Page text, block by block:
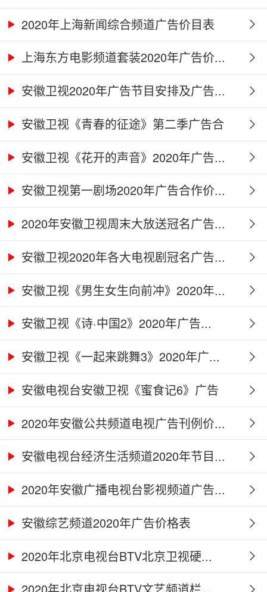
2020年上海新闻综合频道广告价目表
上海东方电影频道套装2020年广告价...
安徽卫视2020年广告节目安排及广告...
安徽卫视《青春的征途》第二季广告合
作...安徽卫视《花开的声音》2020年广告...
安徽卫视第一剧场2020年广告合作价...
2020年安徽卫视周末大放送冠名广告...
安徽卫视2020年各大电视剧冠名广告...
安徽卫视《男生女生向前冲》2020年...
安徽卫视《诗·中国2》2020年广告...
安徽卫视《一起来跳舞3》2020年广...
安徽电视台安徽卫视《蜜食记6》广告
合...2020年安徽公共频道电视广告刊例价...
安徽电视台经济生活频道2020年节目...
2020年安徽广播电视台影视频道广告...
安徽综艺频道2020年广告价格表
2020年北京电视台BTV北京卫视硬...